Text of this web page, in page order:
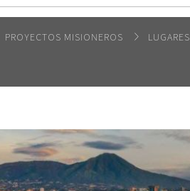
PROYECTOS MISIONEROS LUGARES